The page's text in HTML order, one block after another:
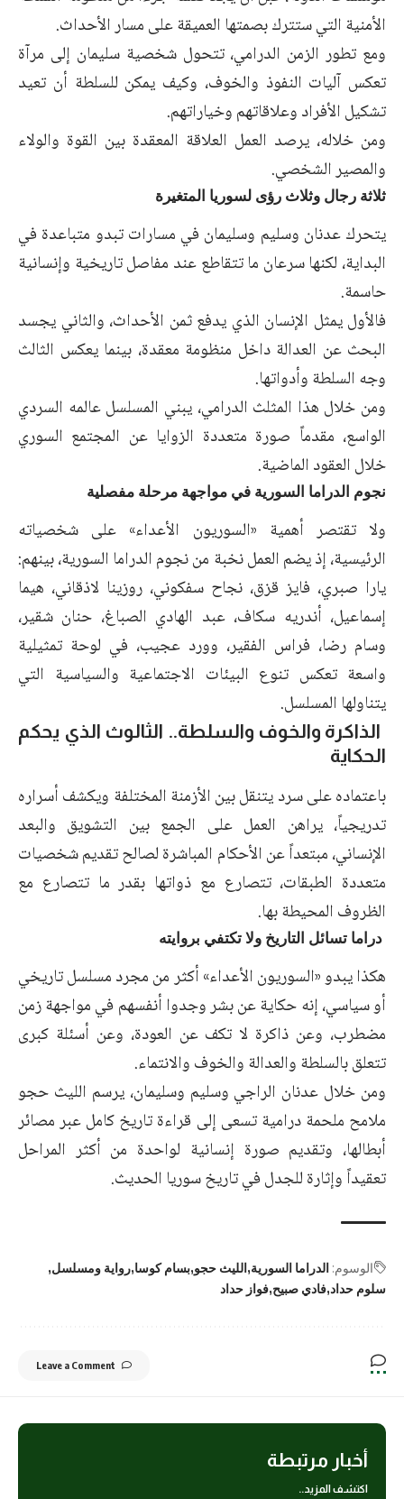
الأمنية التي ستترك بصمتها العميقة على مسار الأحداث.
ومع تطور الزمن الدرامي، تتحول شخصية سليمان إلى مرآة
تعكس آليات النفوذ والخوف، وكيف يمكن للسلطة أن تعيد
تشكيل الأفراد وعلاقاتهم وخياراتهم.
ومن خلاله، يرصد العمل العلاقة المعقدة بين القوة والولاء
والمصير الشخصي.
ثلاثة رجال وثلاث رؤى لسوريا المتغيرة
يتحرك عدنان وسليم وسليمان في مسارات تبدو متباعدة في
البداية، لكنها سرعان ما تتقاطع عند مفاصل تاريخية وإنسانية
حاسمة.
فالأول يمثل الإنسان الذي يدفع ثمن الأحداث، والثاني يجسد
البحث عن العدالة داخل منظومة معقدة، بينما يعكس الثالث
وجه السلطة وأدواتها.
ومن خلال هذا المثلث الدرامي، يبني المسلسل عالمه السردي
الواسع، مقدماً صورة متعددة الزوايا عن المجتمع السوري
خلال العقود الماضية.
نجوم الدراما السورية في مواجهة مرحلة مفصلية
ولا تقتصر أهمية «السوريون الأعداء» على شخصياته
الرئيسية، إذ يضم العمل نخبة من نجوم الدراما السورية، بينهم:
يارا صبري، فايز قزق، نجاح سفكوني، روزينا لاذقاني، هيما
إسماعيل، أندريه سكاف، عبد الهادي الصباغ، حنان شقير،
وسام رضا، فراس الفقير، وورد عجيب، في لوحة تمثيلية
واسعة تعكس تنوع البيئات الاجتماعية والسياسية التي
يتناولها المسلسل.
الذاكرة والخوف والسلطة.. الثالوث الذي يحكم
الحكاية
باعتماده على سرد يتنقل بين الأزمنة المختلفة ويكشف أسراره
تدريجياً، يراهن العمل على الجمع بين التشويق والبعد
الإنساني، مبتعداً عن الأحكام المباشرة لصالح تقديم شخصيات
متعددة الطبقات، تتصارع مع ذواتها بقدر ما تتصارع مع
الظروف المحيطة بها.
دراما تسائل التاريخ ولا تكتفي بروايته
هكذا يبدو «السوريون الأعداء» أكثر من مجرد مسلسل تاريخي
أو سياسي، إنه حكاية عن بشر وجدوا أنفسهم في مواجهة زمن
مضطرب، وعن ذاكرة لا تكف عن العودة، وعن أسئلة كبرى
تتعلق بالسلطة والعدالة والخوف والانتماء.
ومن خلال عدنان الراجي وسليم وسليمان، يرسم الليث حجو
ملامح ملحمة درامية تسعى إلى قراءة تاريخ كامل عبر مصائر
أبطالها، وتقديم صورة إنسانية لواحدة من أكثر المراحل
تعقيداً وإثارة للجدل في تاريخ سوريا الحديث.
الوسوم: الدراما السورية الليث حجو بسام كوسا رواية ومسلسل
سلوم حداد فادي صبيح فواز حداد
Leave a Comment
أخبار مرتبطة
اكتشف المزيد..